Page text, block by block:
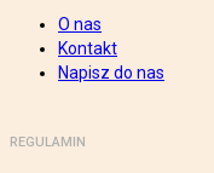
O nas
Kontakt
Napisz do nas
REGULAMIN